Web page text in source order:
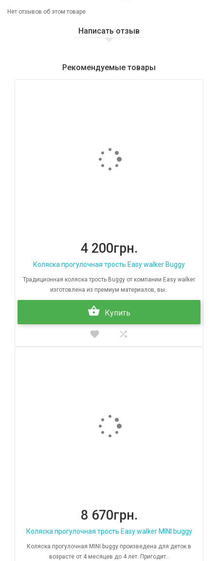
Нет отзывов об этом товаре.
Написать отзыв
Рекомендуемые товары
4 200грн.
Коляска прогулочная трость Easy walker Buggy
Традиционная коляска трость Buggy от компании Easy walker
изготовлена из премиум материалов, вы..
Купить
8 670грн.
Коляска прогулочная трость Easy walker MINI buggy
Коляска прогулочная MINI buggy произведена для деток в
возрасте от 4 месяцев до 4 лет. Пригодит..